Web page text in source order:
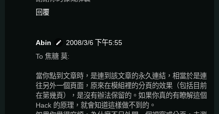
回覆
Abin
2008/3/6 下午5:55
To 焦糖 莫:
當你點到文章時，是連到該文章的永久連結，相當於是連
往另外一個頁面，原來在模組裡的分頁的效果（包括目前
在第幾頁），是沒有辦法保留的。如果你真的有瞭解這個
Hack 的原理，就會知道這樣做不到的。